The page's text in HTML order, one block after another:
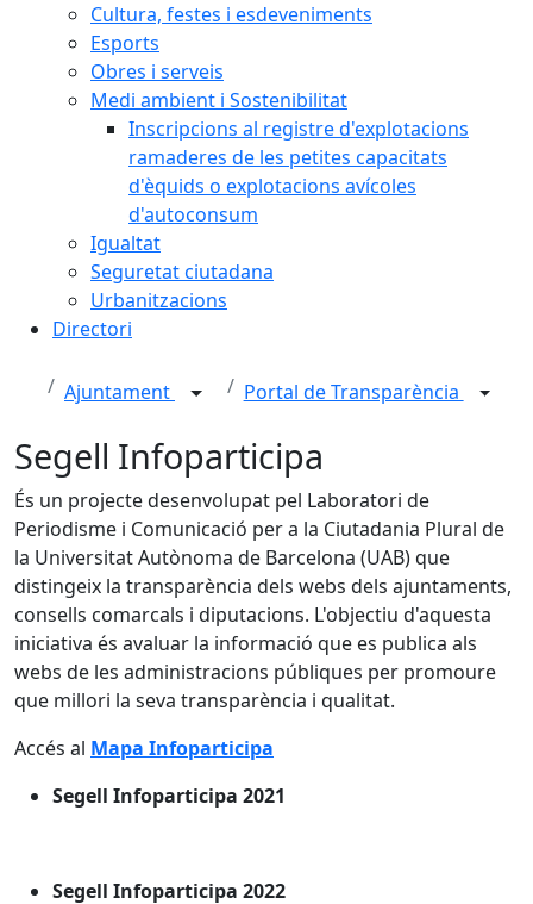
Cultura, festes i esdeveniments
Esports
Obres i serveis
Medi ambient i Sostenibilitat
Inscripcions al registre d'explotacions
ramaderes de les petites capacitats
d'èquids o explotacions avícoles
d'autoconsum
Igualtat
Seguretat ciutadana
Urbanitzacions
Directori
Ajuntament Portal de Transparència
Segell Infoparticipa
És un projecte desenvolupat pel Laboratori de
Periodisme i Comunicació per a la Ciutadania Plural de
la Universitat Autònoma de Barcelona (UAB) que
distingeix la transparència dels webs dels ajuntaments,
consells comarcals i diputacions. L'objectiu d'aquesta
iniciativa és avaluar la informació que es publica als
webs de les administracions públiques per promoure
que millori la seva transparència i qualitat.
Accés al Mapa Infoparticipa
Segell Infoparticipa 2021
Segell Infoparticipa 2022